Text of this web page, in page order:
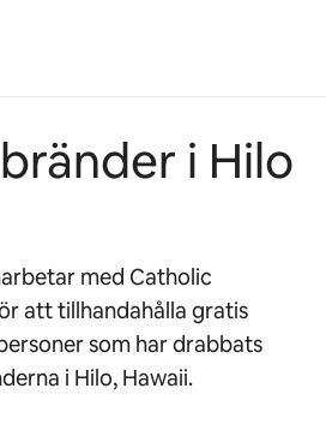
i Hilo
med Catholic
att tillhandahålla gratis
som har drabbats
i Hilo, Hawaii.